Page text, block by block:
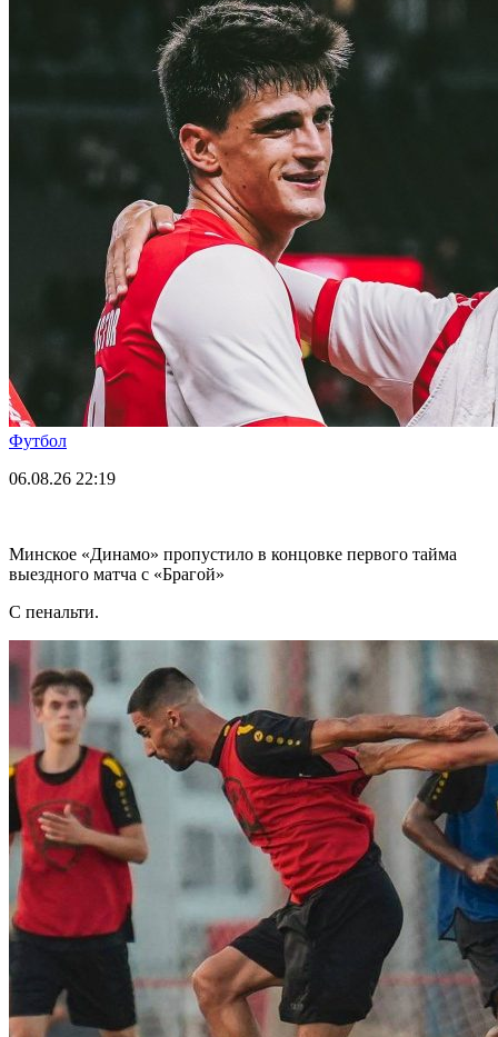
Футбол
06.08.26 22:19
Минское «Динамо» пропустило в концовке первого тайма
выездного матча с «Брагой»
С пенальти.